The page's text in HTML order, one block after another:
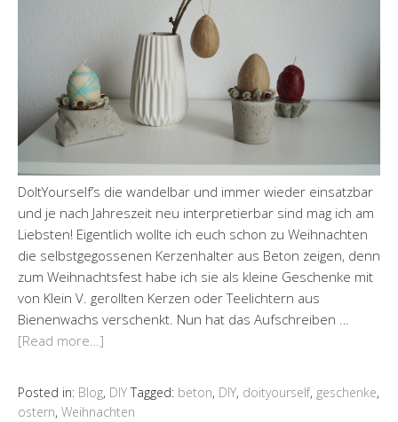
DoItYourself’s die wandelbar und immer wieder einsatzbar
und je nach Jahreszeit neu interpretierbar sind mag ich am
Liebsten! Eigentlich wollte ich euch schon zu Weihnachten
die selbstgegossenen Kerzenhalter aus Beton zeigen, denn
zum Weihnachtsfest habe ich sie als kleine Geschenke mit
von Klein V. gerollten Kerzen oder Teelichtern aus
Bienenwachs verschenkt. Nun hat das Aufschreiben …
[Read more…]
Posted in: Blog, DIY Tagged: beton, DIY, doityourself, geschenke,
ostern, Weihnachten